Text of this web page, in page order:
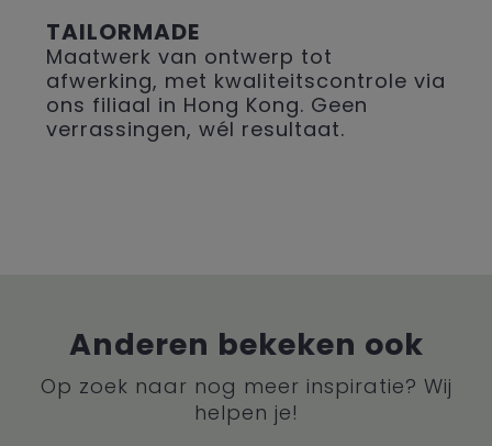
TAILORMADE
Maatwerk van ontwerp tot
afwerking, met kwaliteitscontrole via
ons filiaal in Hong Kong. Geen
verrassingen, wél resultaat.
Anderen bekeken ook
Op zoek naar nog meer inspiratie? Wij
helpen je!